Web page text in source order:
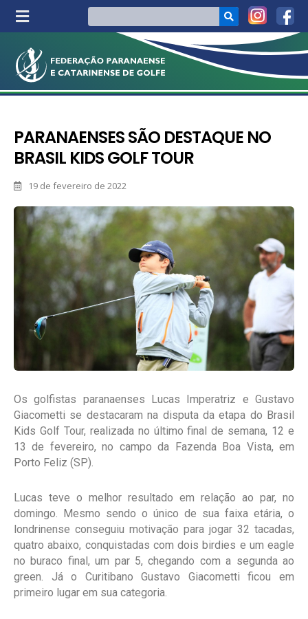
PARANAENSES SÃO DESTAQUE NO
BRASIL KIDS GOLF TOUR
19 de fevereiro de 2022
Os golfistas paranaenses Lucas Imperatriz e Gustavo
Giacometti se destacaram na disputa da etapa do Brasil
Kids Golf Tour, realizada no último final de semana, 12 e
13 de fevereiro, no campo da Fazenda Boa Vista, em
Porto Feliz (SP).
Lucas teve o melhor resultado em relação ao par, no
domingo. Mesmo sendo o único de sua faixa etária, o
londrinense conseguiu motivação para jogar 32 tacadas,
quatro abaixo, conquistadas com dois birdies e um eagle
no buraco final, um par 5, chegando com a segunda ao
green. Já o Curitibano Gustavo Giacometti ficou em
primeiro lugar em sua categoria.